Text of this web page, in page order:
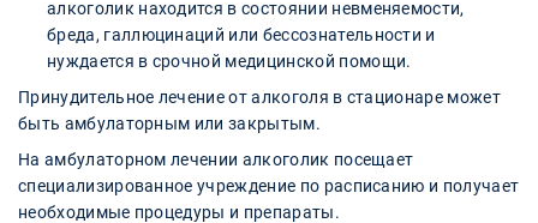
алкоголик находится в состоянии невменяемости,
бреда, галлюцинаций или бессознательности и
нуждается в срочной медицинской помощи.
Принудительное лечение от алкоголя в стационаре может
быть амбулаторным или закрытым.
На амбулаторном лечении алкоголик посещает
специализированное учреждение по расписанию и получает
необходимые процедуры и препараты.